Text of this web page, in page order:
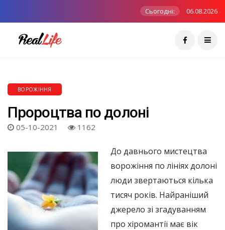
Сьогодні: 06.08.2026
ВОРОЖІННЯ
Пророцтва по долоні
05-10-2021 1162
До давнього мистецтва
ворожіння по лініях долоні
люди звертаються кілька
тисяч років. Найраніший
джерело зі згадуванням
про хіромантії має вік